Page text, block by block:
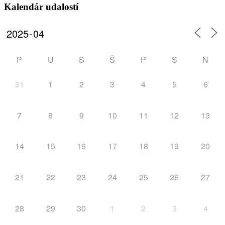
Kalendár udalostí
P U S Š P S N
31 1 2 3 4 5 6
7 8 9 10 11 12 13
14 15 16 17 18 19 20
21 22 23 24 25 26 27
28 29 30 1 2 3 4